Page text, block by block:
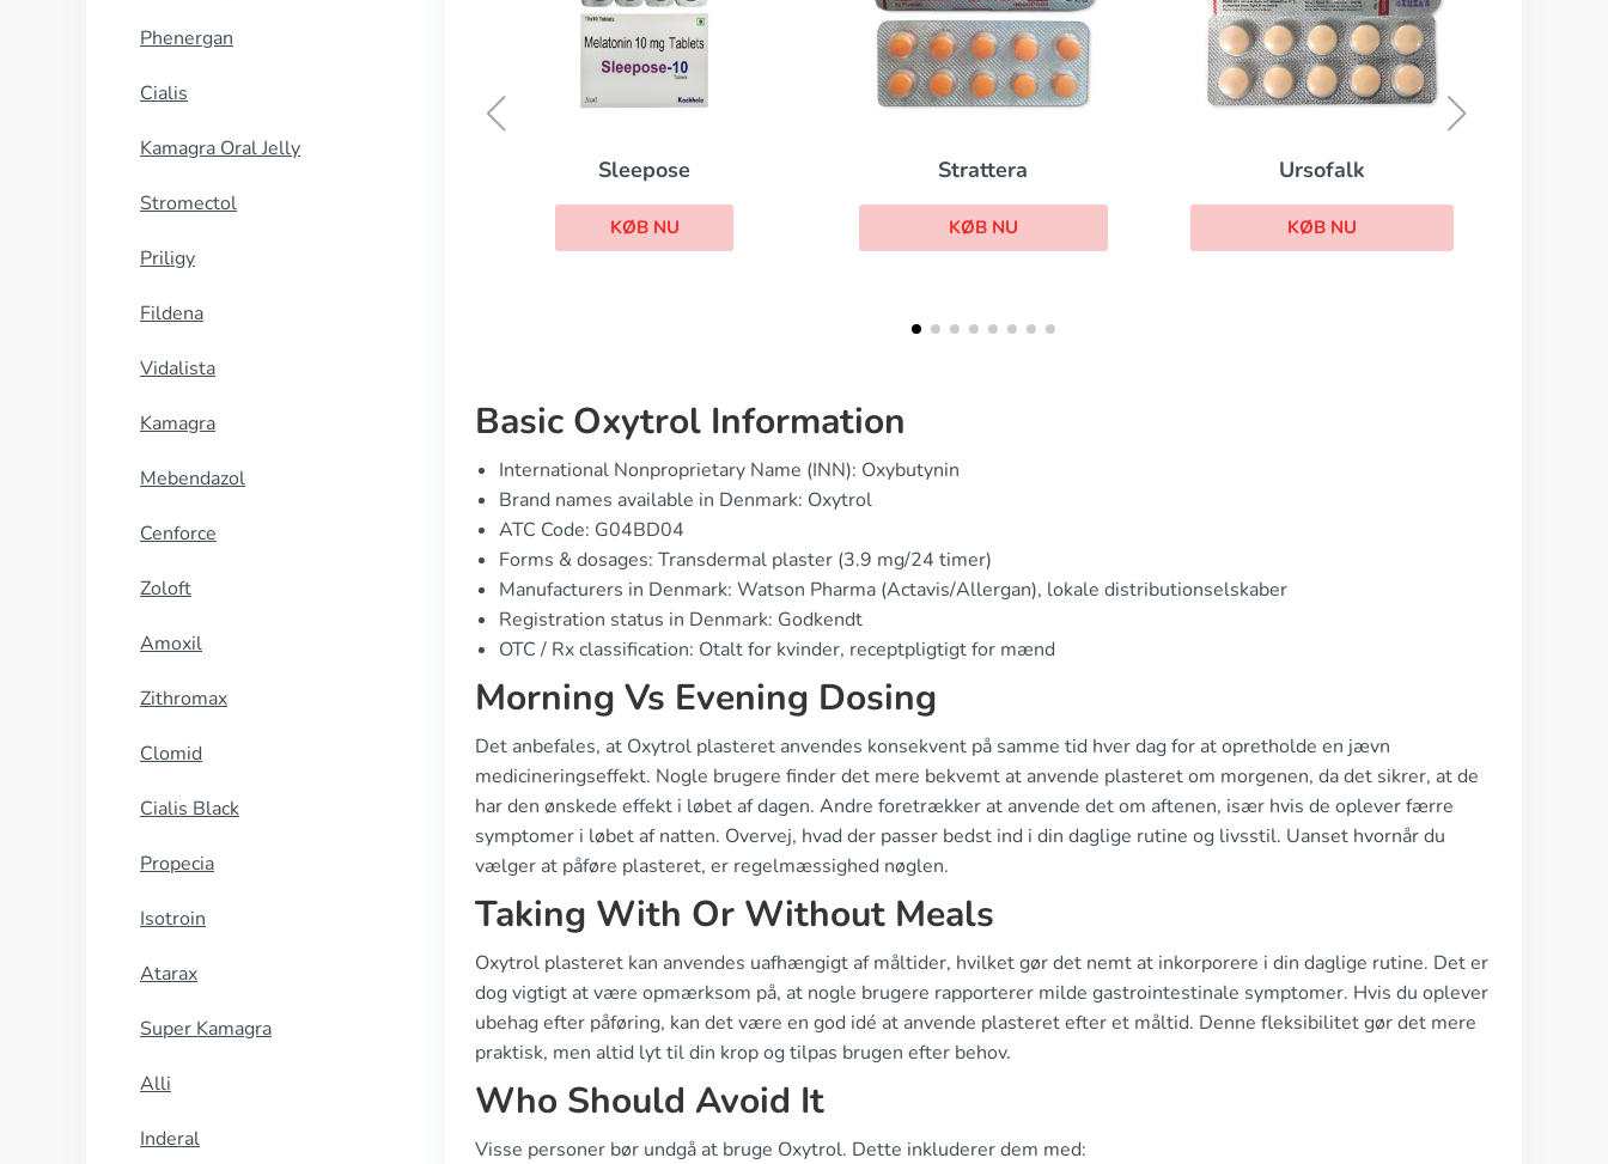
Phenergan
Cialis
Kamagra Oral Jelly
Stromectol
Priligy
Fildena
Vidalista
Kamagra
Mebendazol
Cenforce
Zoloft
Amoxil
Zithromax
Clomid
Cialis Black
Propecia
Isotroin
Atarax
Super Kamagra
Alli
Inderal
Strattera
KØB NU
Ursofalk
KØB NU
Revia
Basic Oxytrol Information
International Nonproprietary Name (INN): Oxybutynin
Brand names available in Denmark: Oxytrol
ATC Code: G04BD04
Forms & dosages: Transdermal plaster (3.9 mg/24 timer)
Manufacturers in Denmark: Watson Pharma (Actavis/Allergan), lokale distributionselskaber
Registration status in Denmark: Godkendt
OTC / Rx classification: Otalt for kvinder, receptpligtigt for mænd
Morning Vs Evening Dosing
Det anbefales, at Oxytrol plasteret anvendes konsekvent på samme tid hver dag for at opretholde en jævn
medicineringseffekt. Nogle brugere finder det mere bekvemt at anvende plasteret om morgenen, da det sikrer, at de
har den ønskede effekt i løbet af dagen. Andre foretrækker at anvende det om aftenen, især hvis de oplever færre
symptomer i løbet af natten. Overvej, hvad der passer bedst ind i din daglige rutine og livsstil. Uanset hvornår du
vælger at påføre plasteret, er regelmæssighed nøglen.
Taking With Or Without Meals
Oxytrol plasteret kan anvendes uafhængigt af måltider, hvilket gør det nemt at inkorporere i din daglige rutine. Det er
dog vigtigt at være opmærksom på, at nogle brugere rapporterer milde gastrointestinale symptomer. Hvis du oplever
ubehag efter påføring, kan det være en god idé at anvende plasteret efter et måltid. Denne fleksibilitet gør det mere
praktisk, men altid lyt til din krop og tilpas brugen efter behov.
Who Should Avoid It
Visse personer bør undgå at bruge Oxytrol. Dette inkluderer dem med: